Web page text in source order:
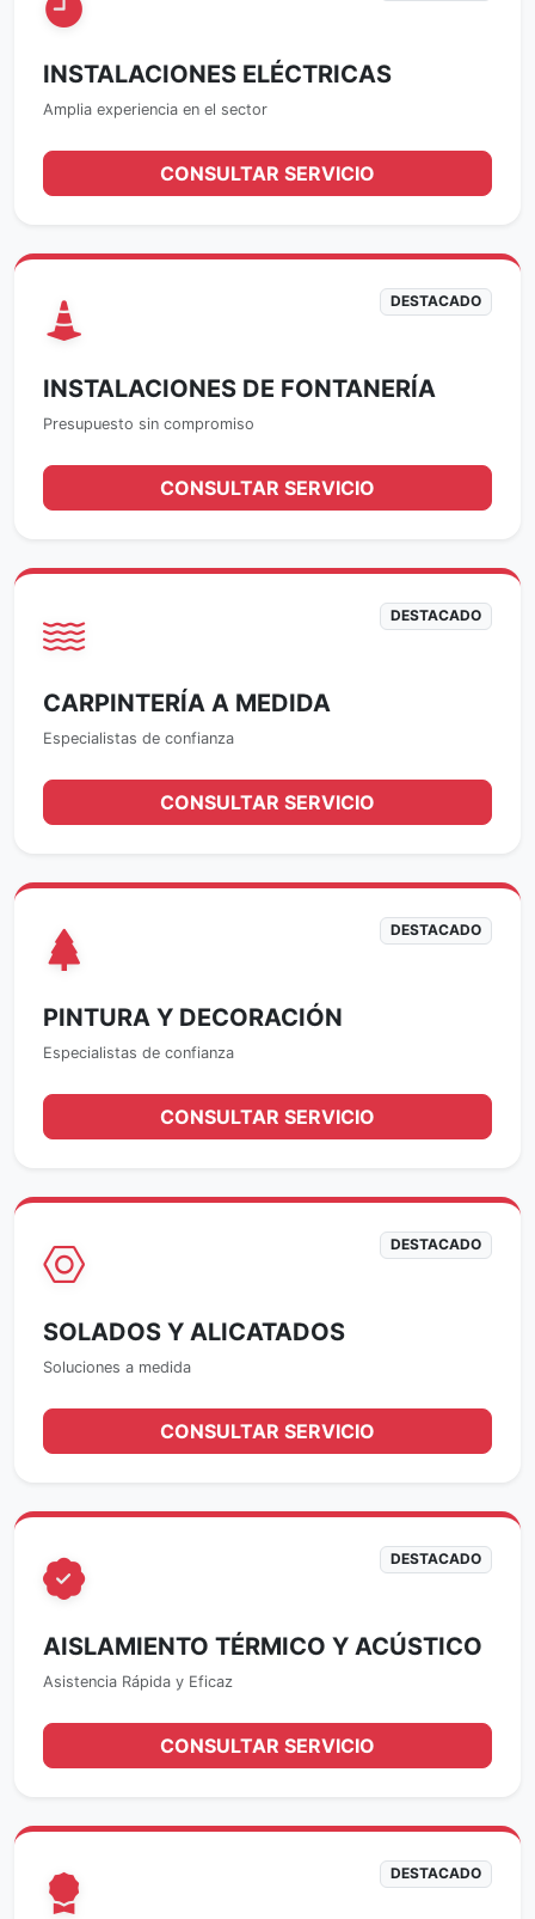
INSTALACIONES ELÉCTRICAS
Amplia experiencia en el sector
CONSULTAR SERVICIO
DESTACADO
INSTALACIONES DE FONTANERÍA
Presupuesto sin compromiso
CONSULTAR SERVICIO
DESTACADO
CARPINTERÍA A MEDIDA
Especialistas de confianza
CONSULTAR SERVICIO
DESTACADO
PINTURA Y DECORACIÓN
Especialistas de confianza
CONSULTAR SERVICIO
DESTACADO
SOLADOS Y ALICATADOS
Soluciones a medida
CONSULTAR SERVICIO
DESTACADO
AISLAMIENTO TÉRMICO Y ACÚSTICO
Asistencia Rápida y Eficaz
CONSULTAR SERVICIO
DESTACADO